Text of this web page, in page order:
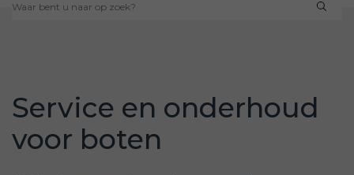
Service en onderhoud
voor boten